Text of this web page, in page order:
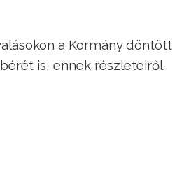
a Kormány döntött
is, ennek részleteiről